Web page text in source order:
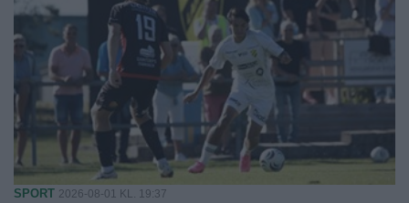
SPORT 2026-08-01 KL. 19:37